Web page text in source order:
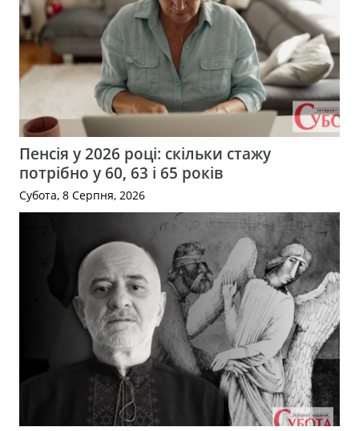
Пенсія у 2026 році: скільки стажу
потрібно у 60, 63 і 65 років
Субота, 8 Серпня, 2026